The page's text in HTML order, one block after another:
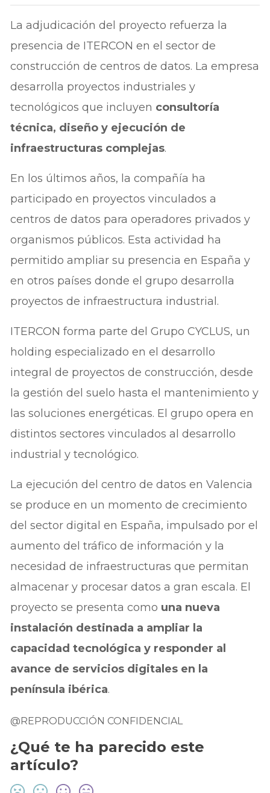
La adjudicación del proyecto refuerza la
presencia de ITERCON en el sector de
construcción de centros de datos. La empresa
desarrolla proyectos industriales y
tecnológicos que incluyen consultoría
técnica, diseño y ejecución de
infraestructuras complejas.
En los últimos años, la compañía ha
participado en proyectos vinculados a
centros de datos para operadores privados y
organismos públicos. Esta actividad ha
permitido ampliar su presencia en España y
en otros países donde el grupo desarrolla
proyectos de infraestructura industrial.
ITERCON forma parte del Grupo CYCLUS, un
holding especializado en el desarrollo
integral de proyectos de construcción, desde
la gestión del suelo hasta el mantenimiento y
las soluciones energéticas. El grupo opera en
distintos sectores vinculados al desarrollo
industrial y tecnológico.
La ejecución del centro de datos en Valencia
se produce en un momento de crecimiento
del sector digital en España, impulsado por el
aumento del tráfico de información y la
necesidad de infraestructuras que permitan
almacenar y procesar datos a gran escala. El
proyecto se presenta como una nueva
instalación destinada a ampliar la
capacidad tecnológica y responder al
avance de servicios digitales en la
península ibérica.
@REPRODUCCIÓN CONFIDENCIAL
¿Qué te ha parecido este
artículo?